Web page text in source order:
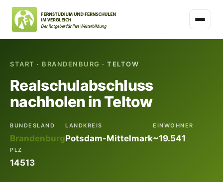
START · BRANDENBURG · TELTOW
Realschulabschluss
nachholen in Teltow
BUNDESLAND
Brandenburg
LANDKREIS
Potsdam-Mittelmark
EINWOHNER
~19.541
PLZ
14513